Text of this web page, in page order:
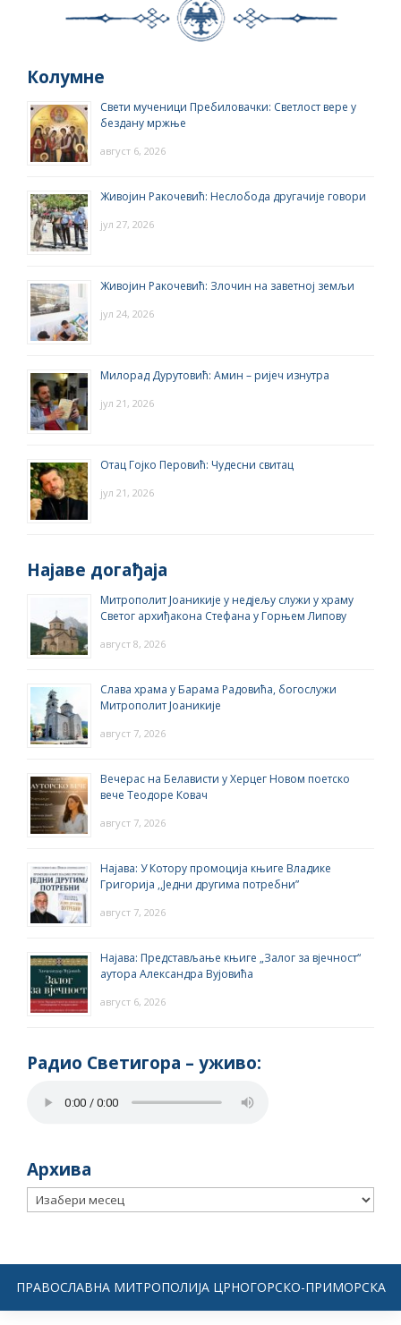
Колумне
Свети мученици Пребиловачки: Светлост вере у
бездану мржње
август 6, 2026
Живојин Ракочевић: Неслобода другачије говори
јул 27, 2026
Живојин Ракочевић: Злочин на заветној земљи
јул 24, 2026
Милорад Дурутовић: Амин – ријеч изнутра
јул 21, 2026
Отац Гојко Перовић: Чудесни свитац
јул 21, 2026
Најаве догађаја
Митрополит Јоаникије у недјељу служи у храму
Светог архиђакона Стефана у Горњем Липову
август 8, 2026
Слава храма у Барама Радовића, богослужи
Митрополит Јоаникије
август 7, 2026
Вечерас на Белависти у Херцег Новом поетско
вече Теодоре Ковач
август 7, 2026
Најава: У Котору промоција књиге Владике
Григорија ,,Једни другима потребни”
август 7, 2026
Најава: Представљање књиге „Залог за вјечност“
аутора Александра Вујовића
август 6, 2026
Радио Светигора – yживо:
Архива
Архива
ПРАВОСЛАВНА МИТРОПОЛИЈА ЦРНОГОРСКО-ПРИМОРСКА